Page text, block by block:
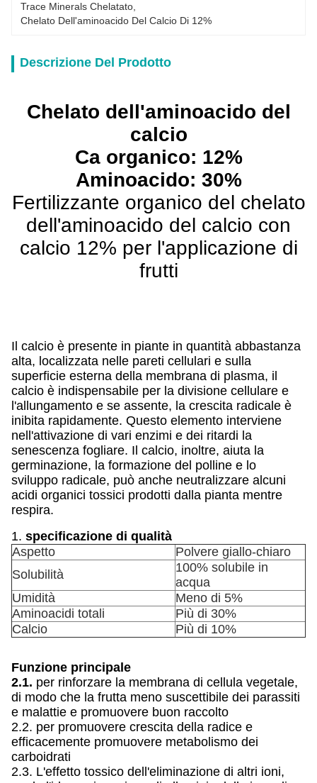
Trace Minerals Chelatato
Chelato Dell'aminoacido Del Calcio Di 12%
Descrizione Del Prodotto
Chelato dell'aminoacido del
calcio
Ca organico: 12%
Aminoacido: 30%
Fertilizzante organico del chelato
dell'aminoacido del calcio con
calcio 12% per l'applicazione di
frutti
Il calcio è presente in piante in quantità abbastanza
alta, localizzata nelle pareti cellulari e sulla
superficie esterna della membrana di plasma, il
calcio è indispensabile per la divisione cellulare e
l'allungamento e se assente, la crescita radicale è
inibita rapidamente. Questo elemento interviene
nell'attivazione di vari enzimi e dei ritardi la
senescenza fogliare. Il calcio, inoltre, aiuta la
germinazione, la formazione del polline e lo
sviluppo radicale, può anche neutralizzare alcuni
acidi organici tossici prodotti dalla pianta mentre
respira.
1. specificazione di qualità
Aspetto
Polvere giallo-chiaro
Solubilità
100% solubile in
acqua
Umidità
Meno di 5%
Aminoacidi totali
Più di 30%
Calcio
Più di 10%
Funzione principale
2.1. per rinforzare la membrana di cellula vegetale,
di modo che la frutta meno suscettibile dei parassiti
e malattie e promuovere buon raccolto
2.2. per promuovere crescita della radice e
efficacemente promuovere metabolismo dei
carboidrati
2.3. L'effetto tossico dell'eliminazione di altri ioni,